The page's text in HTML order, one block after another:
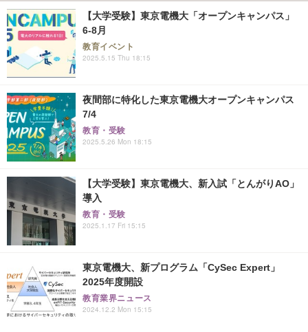
【大学受験】東京電機大「オープンキャンパス」
6-8月
教育イベント
2025.5.15 Thu 18:15
夜間部に特化した東京電機大オープンキャンパス
7/4
教育・受験
2025.5.26 Mon 18:15
【大学受験】東京電機大、新入試「とんがりAO」
導入
教育・受験
2025.1.17 Fri 15:15
東京電機大、新プログラム「CySec Expert」
2025年度開設
教育業界ニュース
2024.12.2 Mon 15:15